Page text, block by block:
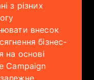
з різних
внесок
бізнес-
на основі
Campaign